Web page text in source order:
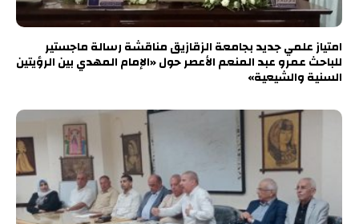
امتياز علمي جديد بجامعة الزقازيق مناقشة رسالة ماجستير
للباحث عمرو عبد المنعم الأعصر حول «الإمام المهدي بين الرؤيتين
السنية والشيعية»